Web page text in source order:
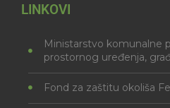
LINKOVI
Ministarstvo komunalne
prostornog uređenja,
Fond za zaštitu okoliša